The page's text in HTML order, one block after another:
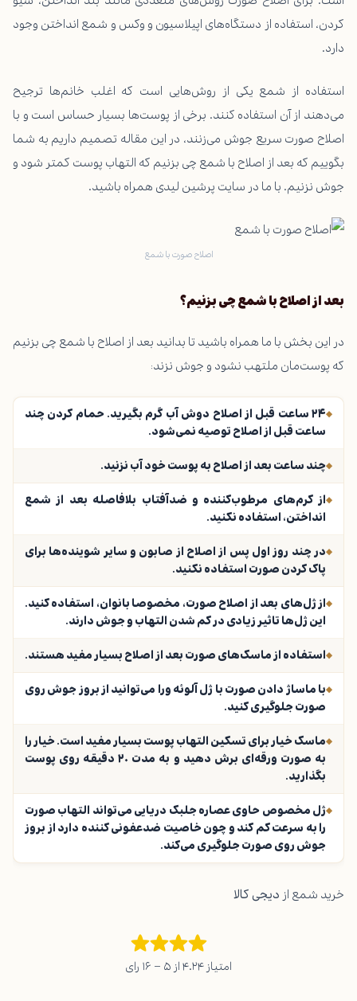
کردن، استفاده از دستگاه‌های اپیلاسیون و وکس و شمع انداختن وجود
دارد.
استفاده از شمع یکی از روش‌هایی است که اغلب خانم‌ها ترجیح
می‌دهند از آن استفاده کنند. برخی از پوست‌ها بسیار حساس است و با
اصلاح صورت سریع جوش می‌زنند، در این مقاله تصمیم داریم به شما
بگوییم که بعد از اصلاح با شمع چی بزنیم که التهاب پوست کمتر شود و
جوش نزنیم. با ما در سایت پرشین لیدی همراه باشید.
اصلاح صورت با شمع
بعد از اصلاح با شمع چی بزنیم؟
در این بخش با ما همراه باشید تا بدانید بعد از اصلاح با شمع چی بزنیم
که پوست‌مان ملتهب نشود و جوش نزند:
۲۴ ساعت قبل از اصلاح دوش آب گرم بگیرید. حمام کردن چند
ساعت قبل از اصلاح توصیه نمی‌شود.
چند ساعت بعد از اصلاح به پوست خود آب نزنید.
از کرم‌های مرطوب‌کننده و ضدآفتاب بلافاصله بعد از شمع
انداختن، استفاده نکنید.
در چند روز اول پس از اصلاح از صابون و سایر شوینده‌ها برای
پاک کردن صورت استفاده نکنید.
از ژل‌های بعد از اصلاح صورت، مخصوصا بانوان، استفاده کنید.
این ژل‌ها تاثیر زیادی در کم شدن التهاب و جوش دارند.
استفاده از ماسک‌های صورت بعد از اصلاح بسیار مفید هستند.
با ماساژ دادن صورت با ژل آلوئه ورا می‌توانید از بروز جوش روی
صورت جلوگیری کنید.
ماسک خیار برای تسکین التهاب پوست بسیار مفید است. خیار را
به صورت ورقه‌ای برش دهید و به مدت ۲۰ دقیقه روی پوست
بگذارید.
ژل مخصوص حاوی عصاره جلبک دریایی می‌تواند التهاب صورت
را به سرعت کم کند و چون خاصیت ضدعفونی کننده دارد از بروز
جوش روی صورت جلوگیری می‌کند.
خرید شمع از دیجی کالا
امتیاز ۴.۲۴ از ۵ – ۱۶ رای